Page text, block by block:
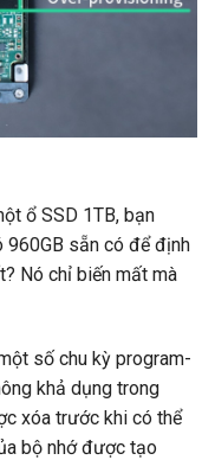
ổ SSD 1TB, bạn
960GB sẵn có để định
Nó chỉ biến mất mà
số chu kỳ program-
khả dụng trong
xóa trước khi có thể
bộ nhớ được tạo